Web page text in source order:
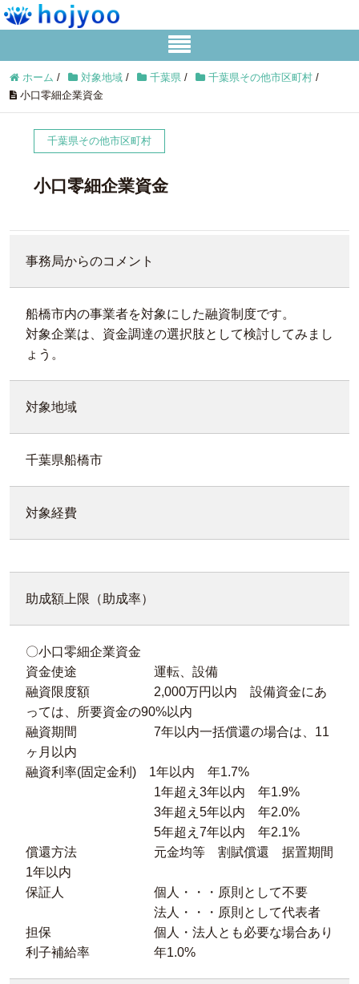
ホーム / 対象地域 / 千葉県 / 千葉県その他市区町村 /
小口零細企業資金
千葉県その他市区町村
小口零細企業資金
事務局からのコメント
船橋市内の事業者を対象にした融資制度です。
対象企業は、資金調達の選択肢として検討してみまし
ょう。
対象地域
千葉県船橋市
対象経費
助成額上限（助成率）
〇小口零細企業資金
資金使途 運転、設備
融資限度額 2,000万円以内 設備資金にあ
っては、所要資金の90%以内
融資期間 7年以内一括償還の場合は、11
ヶ月以内
融資利率(固定金利) 1年以内 年1.7%
1年超え3年以内 年1.9%
3年超え5年以内 年2.0%
5年超え7年以内 年2.1%
償還方法 元金均等 割賦償還 据置期間
1年以内
保証人 個人・・・原則として不要
法人・・・原則として代表者
担保 個人・法人とも必要な場合あり
利子補給率 年1.0%